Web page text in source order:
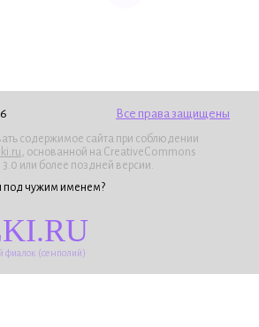
Все права защищены
содержимое сайта при соблюдении
, основанной на CreativeCommons
или более поздней версии.
под чужим именем?
фиалок (сенполий)